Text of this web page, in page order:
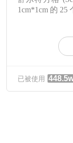
1cm*1cm 的 25
已被使用